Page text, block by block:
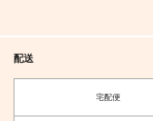
配送
宅配便